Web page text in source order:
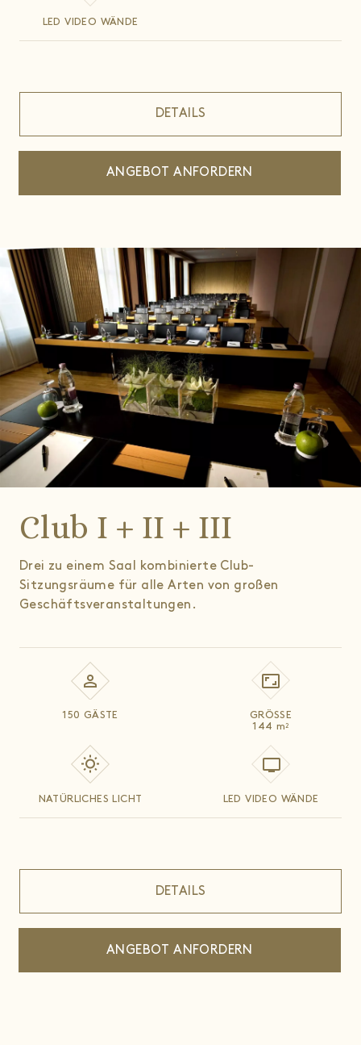
LED VIDEO WÄNDE
DETAILS
ANGEBOT ANFORDERN
Club I + II + III
Drei zu einem Saal kombinierte Club-
Sitzungsräume für alle Arten von großen
Geschäftsveranstaltungen.
150 GÄSTE
GRÖSSE
144 m2
NATÜRLICHES LICHT LED VIDEO WÄNDE
DETAILS
ANGEBOT ANFORDERN